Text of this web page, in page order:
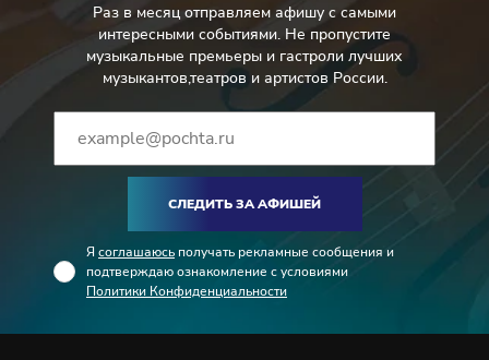
Раз в месяц отправляем афишу с самыми
интересными событиями. Не пропустите
музыкальные премьеры и гастроли лучших
музыкантов,театров и артистов России.
СЛЕДИТЬ ЗА АФИШЕЙ
Я соглашаюсь получать рекламные сообщения и
подтверждаю ознакомление с условиями
Политики Конфиденциальности